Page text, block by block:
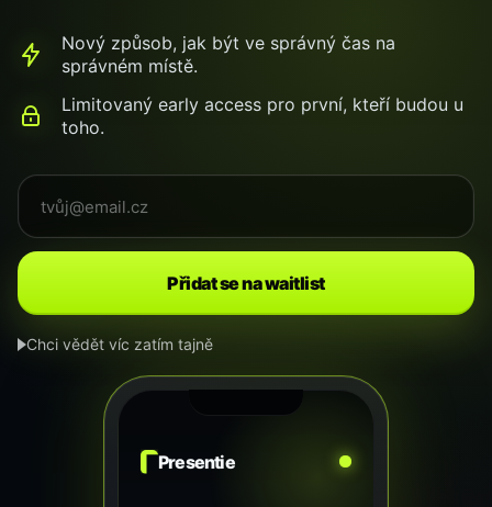
Nový způsob, jak být ve správný čas na
správném místě.
Limitovaný early access pro první, kteří budou u
toho.
Přidat se na waitlist
Chci vědět víc zatím tajně
Presentie